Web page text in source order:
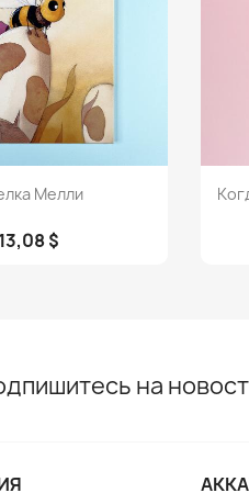
Мелли
13,08 $
на